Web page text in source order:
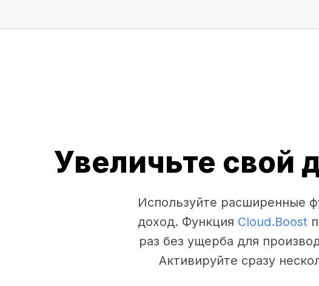
Увеличьте свой
Используйте расширенные
доход. Функция Cloud.Boost
раз без ущерба для
Активируйте сразу